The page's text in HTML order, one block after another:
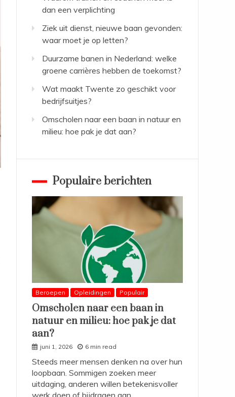
dan een verplichting
Ziek uit dienst, nieuwe baan gevonden:
waar moet je op letten?
Duurzame banen in Nederland: welke
groene carrières hebben de toekomst?
Wat maakt Twente zo geschikt voor
bedrijfsuitjes?
Omscholen naar een baan in natuur en
milieu: hoe pak je dat aan?
Populaire berichten
Beroepen Opleidingen Populair
Omscholen naar een baan in
natuur en milieu: hoe pak je dat
aan?
juni 1, 2026 6 min read
Steeds meer mensen denken na over hun
loopbaan. Sommigen zoeken meer
uitdaging, anderen willen betekenisvoller